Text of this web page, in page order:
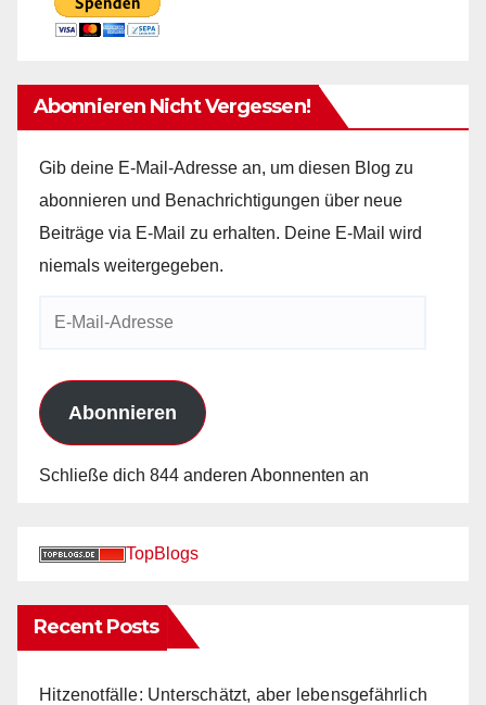
Abonnieren Nicht Vergessen!
Gib deine E-Mail-Adresse an, um diesen Blog zu
abonnieren und Benachrichtigungen über neue
Beiträge via E-Mail zu erhalten. Deine E-Mail wird
niemals weitergegeben.
Adresse
Abonnieren
Schließe dich 844 anderen Abonnenten an
TopBlogs
Recent Posts
Hitzenotfälle: Unterschätzt, aber lebensgefährlich